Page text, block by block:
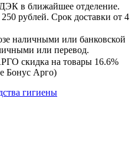
в ближайшее отделение.
рублей. Срок доставки от 4
наличными или банковской
или перевод.
скидка на товары 16.6%
Бонус Арго)
гигиены